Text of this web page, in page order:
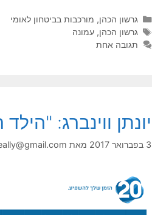
קטגוריות
גרשון הכהן, מורכבות בביטחון לאומי
תגיות
גרשון הכהן, עמונה
תגובה אחת
יונתן ווינברג:
3 בפברואר 2017 מאת